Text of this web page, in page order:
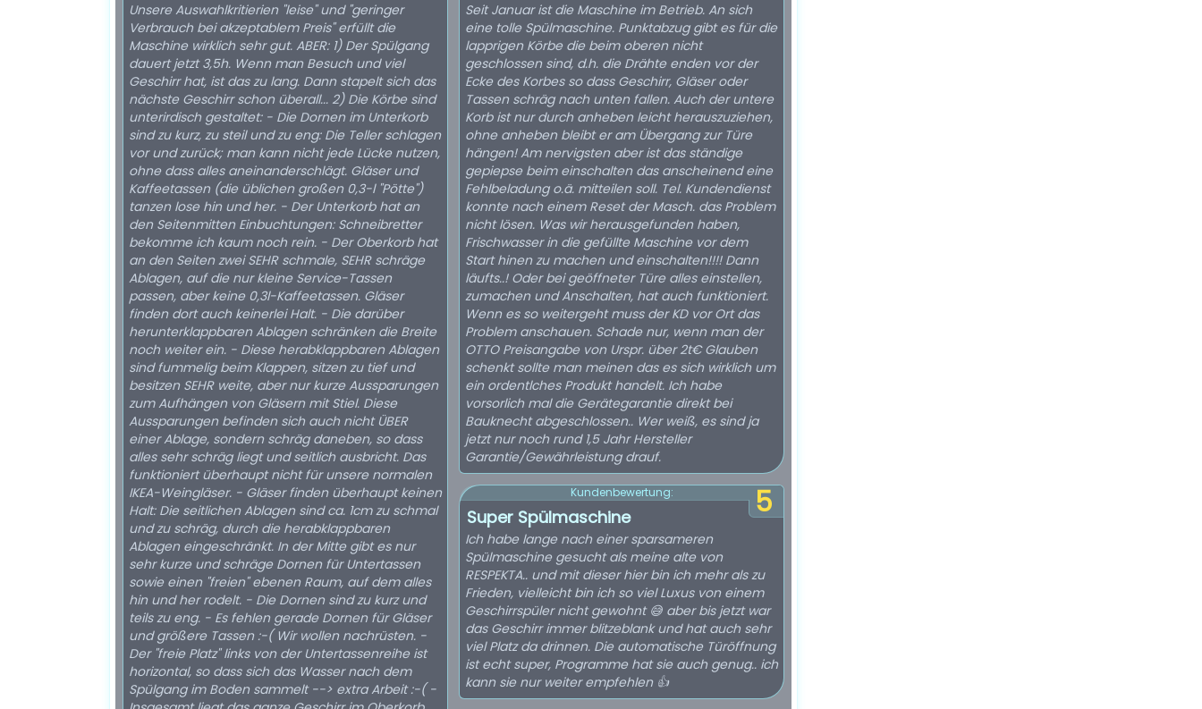
Unsere Auswahlkritierien "leise" und "geringer
Verbrauch bei akzeptablem Preis" erfüllt die
Maschine wirklich sehr gut. ABER: 1) Der Spülgang
dauert jetzt 3,5h. Wenn man Besuch und viel
Geschirr hat, ist das zu lang. Dann stapelt sich das
nächste Geschirr schon überall... 2) Die Körbe sind
unterirdisch gestaltet: - Die Dornen im Unterkorb
sind zu kurz, zu steil und zu eng: Die Teller schlagen
vor und zurück; man kann nicht jede Lücke nutzen,
ohne dass alles aneinanderschlägt. Gläser und
Kaffeetassen (die üblichen großen 0,3-l "Pötte")
tanzen lose hin und her. - Der Unterkorb hat an
den Seitenmitten Einbuchtungen: Schneibretter
bekomme ich kaum noch rein. - Der Oberkorb hat
an den Seiten zwei SEHR schmale, SEHR schräge
Ablagen, auf die nur kleine Service-Tassen
passen, aber keine 0,3l-Kaffeetassen. Gläser
finden dort auch keinerlei Halt. - Die darüber
herunterklappbaren Ablagen schränken die Breite
noch weiter ein. - Diese herabklappbaren Ablagen
sind fummelig beim Klappen, sitzen zu tief und
besitzen SEHR weite, aber nur kurze Aussparungen
zum Aufhängen von Gläsern mit Stiel. Diese
Aussparungen befinden sich auch nicht ÜBER
einer Ablage, sondern schräg daneben, so dass
alles sehr schräg liegt und seitlich ausbricht. Das
funktioniert überhaupt nicht für unsere normalen
IKEA-Weingläser. - Gläser finden überhaupt keinen
Halt: Die seitlichen Ablagen sind ca. 1cm zu schmal
und zu schräg, durch die herabklappbaren
Ablagen eingeschränkt. In der Mitte gibt es nur
sehr kurze und schräge Dornen für Untertassen
sowie einen "freien" ebenen Raum, auf dem alles
hin und her rodelt. - Die Dornen sind zu kurz und
teils zu eng. - Es fehlen gerade Dornen für Gläser
und größere Tassen :-( Wir wollen nachrüsten. -
Der "freie Platz" links von der Untertassenreihe ist
horizontal, so dass sich das Wasser nach dem
Spülgang im Boden sammelt --> extra Arbeit :-( -
Seit Januar ist die Maschine im Betrieb. An sich
eine tolle Spülmaschine. Punktabzug gibt es für die
lapprigen Körbe die beim oberen nicht
geschlossen sind, d.h. die Drähte enden vor der
Ecke des Korbes so dass Geschirr, Gläser oder
Tassen schräg nach unten fallen. Auch der untere
Korb ist nur durch anheben leicht herauszuziehen,
ohne anheben bleibt er am Übergang zur Türe
hängen! Am nervigsten aber ist das ständige
gepiepse beim einschalten das anscheinend eine
Fehlbeladung o.ä. mitteilen soll. Tel. Kundendienst
konnte nach einem Reset der Masch. das Problem
nicht lösen. Was wir herausgefunden haben,
Frischwasser in die gefüllte Maschine vor dem
Start hinen zu machen und einschalten!!!! Dann
läufts..! Oder bei geöffneter Türe alles einstellen,
zumachen und Anschalten, hat auch funktioniert.
Wenn es so weitergeht muss der KD vor Ort das
Problem anschauen. Schade nur, wenn man der
OTTO Preisangabe von Urspr. über 2t€ Glauben
schenkt sollte man meinen das es sich wirklich um
ein ordentlches Produkt handelt. Ich habe
vorsorlich mal die Gerätegarantie direkt bei
Bauknecht abgeschlossen.. Wer weiß, es sind ja
jetzt nur noch rund 1,5 Jahr Hersteller
Garantie/Gewährleistung drauf.
5
Kundenbewertung:
Super Spülmaschine
Ich habe lange nach einer sparsameren
Spülmaschine gesucht als meine alte von
RESPEKTA.. und mit dieser hier bin ich mehr als zu
Frieden, vielleicht bin ich so viel Luxus von einem
Geschirrspüler nicht gewohnt 😅 aber bis jetzt war
das Geschirr immer blitzeblank und hat auch sehr
viel Platz da drinnen. Die automatische Türöffnung
ist echt super, Programme hat sie auch genug.. ich
kann sie nur weiter empfehlen 👍